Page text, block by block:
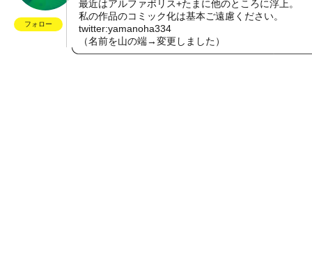
フォロー
最近はアルファポリス+たまに他のところに浮上。
私の作品のコミック化は基本ご遠慮ください。
twitter:yamanoha334
（名前を山の端→変更しました）